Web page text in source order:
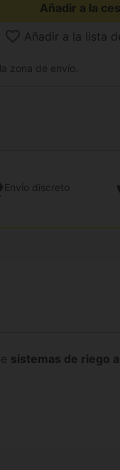
Añadir a la
Añadir a la lista
zona de envío.
Envío discreto
sistemas de riego